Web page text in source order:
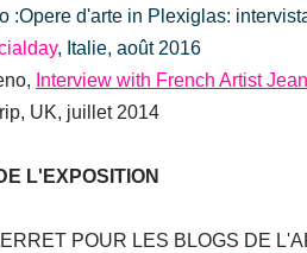
:Opere d'arte in Plexiglas:
, Italie, août 2016
Interview with French Artist
UK, juillet 2014
L'EXPOSITION
POUR LES BLOGS DE